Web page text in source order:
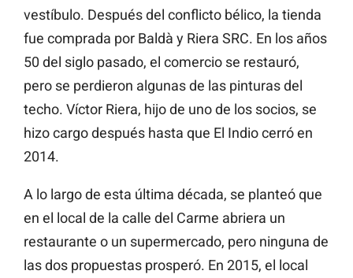
vestíbulo. Después del conflicto bélico, la tienda
fue comprada por Baldà y Riera SRC. En los años
50 del siglo pasado, el comercio se restauró,
pero se perdieron algunas de las pinturas del
techo. Víctor Riera, hijo de uno de los socios, se
hizo cargo después hasta que El Indio cerró en
2014.
A lo largo de esta última década, se planteó que
en el local de la calle del Carme abriera un
restaurante o un supermercado, pero ninguna de
las dos propuestas prosperó. En 2015, el local